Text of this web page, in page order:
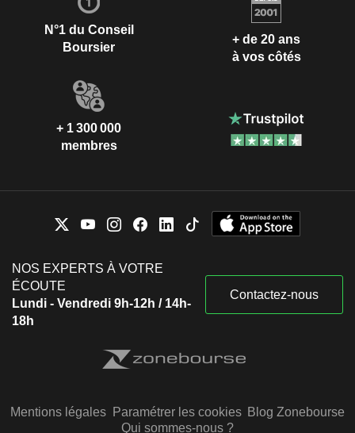
N°1 du Conseil
Boursier
+ de 20 ans
à vos côtés
+ 1 300 000
membres
NOS EXPERTS À VOTRE
ÉCOUTE
Lundi - Vendredi 9h-12h / 14h-
18h
Contactez-nous
Mentions légales Paramétrer les cookies Blog Zonebourse
Qui sommes-nous ?